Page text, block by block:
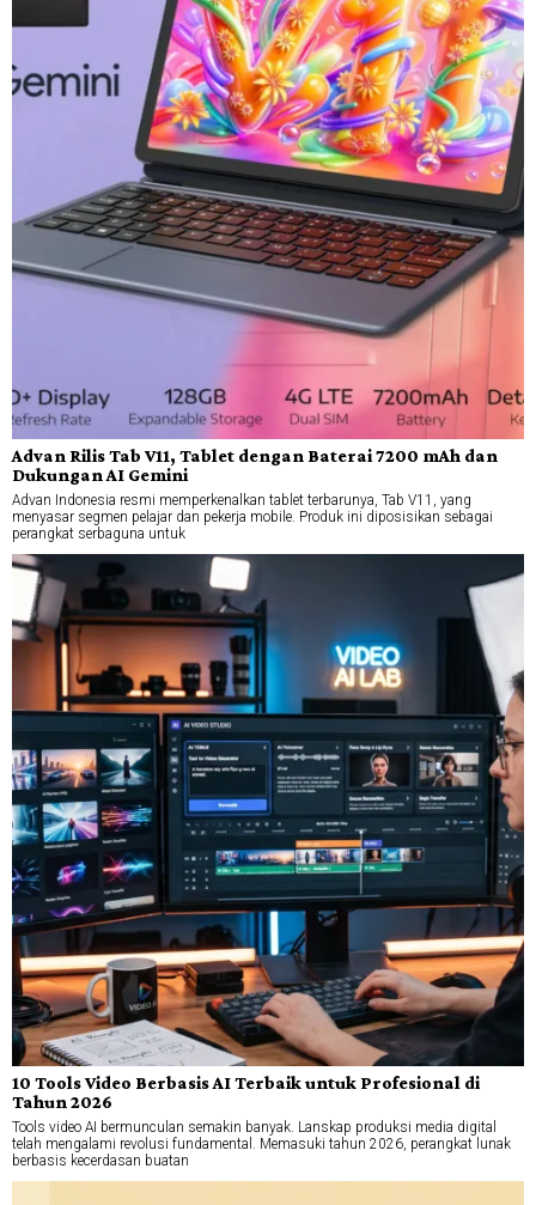
Advan Rilis Tab V11, Tablet dengan Baterai 7200 mAh dan
Dukungan AI Gemini
Advan Indonesia resmi memperkenalkan tablet terbarunya, Tab V11, yang
menyasar segmen pelajar dan pekerja mobile. Produk ini diposisikan sebagai
perangkat serbaguna untuk
10 Tools Video Berbasis AI Terbaik untuk Profesional di
Tahun 2026
Tools video AI bermunculan semakin banyak. Lanskap produksi media digital
telah mengalami revolusi fundamental. Memasuki tahun 2026, perangkat lunak
berbasis kecerdasan buatan